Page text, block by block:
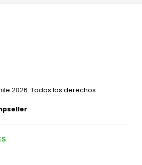
2026. Todos los derechos
.